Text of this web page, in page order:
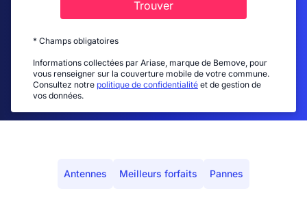
Trouver
* Champs obligatoires
Informations collectées par Ariase, marque de Bemove, pour
vous renseigner sur la couverture mobile de votre commune.
Consultez notre politique de confidentialité et de gestion de
vos données.
Antennes Meilleurs forfaits Pannes